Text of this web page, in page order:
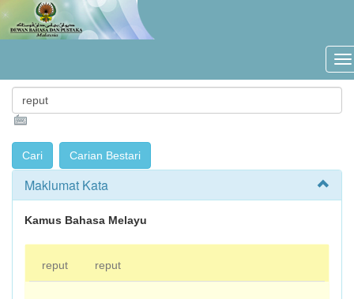
Maklumat Kata
Kamus Bahasa Melayu
reput reput